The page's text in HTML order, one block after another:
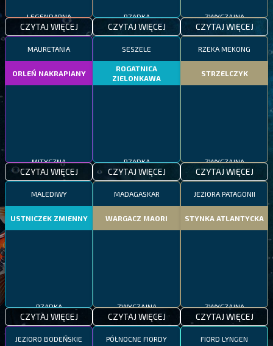
CZYTAJ WIĘCEJ CZYTAJ WIĘCEJ CZYTAJ WIĘCEJ
MAURETANIA
ORLEŃ NAKRAPIANY
CZYTAJ WIĘCEJ
SESZELE
ROGATNICA
ZIELONKAWA
CZYTAJ WIĘCEJ
RZEKA MEKONG
STRZELCZYK
CZYTAJ WIĘCEJ
MALEDIWY
USTNICZEK ZMIENNY
CZYTAJ WIĘCEJ
MADAGASKAR
WARGACZ MAORI
CZYTAJ WIĘCEJ
JEZIORA PATAGONII
STYNKA ATLANTYCKA
CZYTAJ WIĘCEJ
JEZIORO BODEŃSKIE PÓŁNOCNE FIORDY FIORD LYNGEN